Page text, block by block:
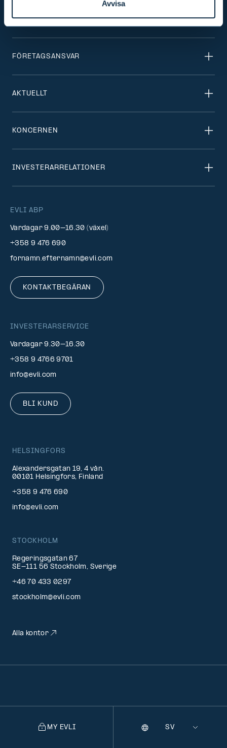
Avvisa
EVLI ABP
Vardagar 9.00–16.30 (växel)
+358 9 476 690
fornamn.efternamn@evli.com
KONTAKTBEGÄRAN
INVESTERARSERVICE
Vardagar 9.30–16.30
+358 9 4766 9701
info@evli.com
BLI KUND
PRODUKTER & TJÄNSTER
FÖRETAGSANSVAR
AKTUELLT
KONCERNEN
INVESTERARRELATIONER
HELSINGFORS
Alexandersgatan 19, 4 vån.
00101 Helsingfors, Finland
+358 9 476 690
info@evli.com
STOCKHOLM
Regeringsgatan 67
SE-111 56 Stockholm, Sverige
+46 70 433 0297
stockholm@evli.com
Alla kontor
MY EVLI
Selecting
Språk